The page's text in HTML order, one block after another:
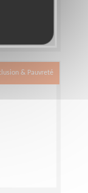
par
& Pauvreté